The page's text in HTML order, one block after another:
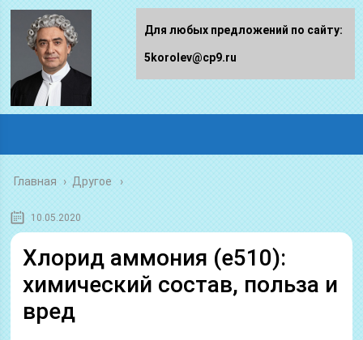
Главная › Другое
10.05.2020
Хлорид аммония (е510):
химический состав, польза и
вред
Для любых предложений по сайту:
5korolev@cp9.ru